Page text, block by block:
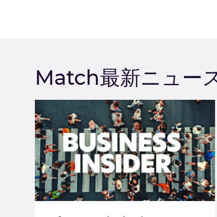
Match最新ニュー